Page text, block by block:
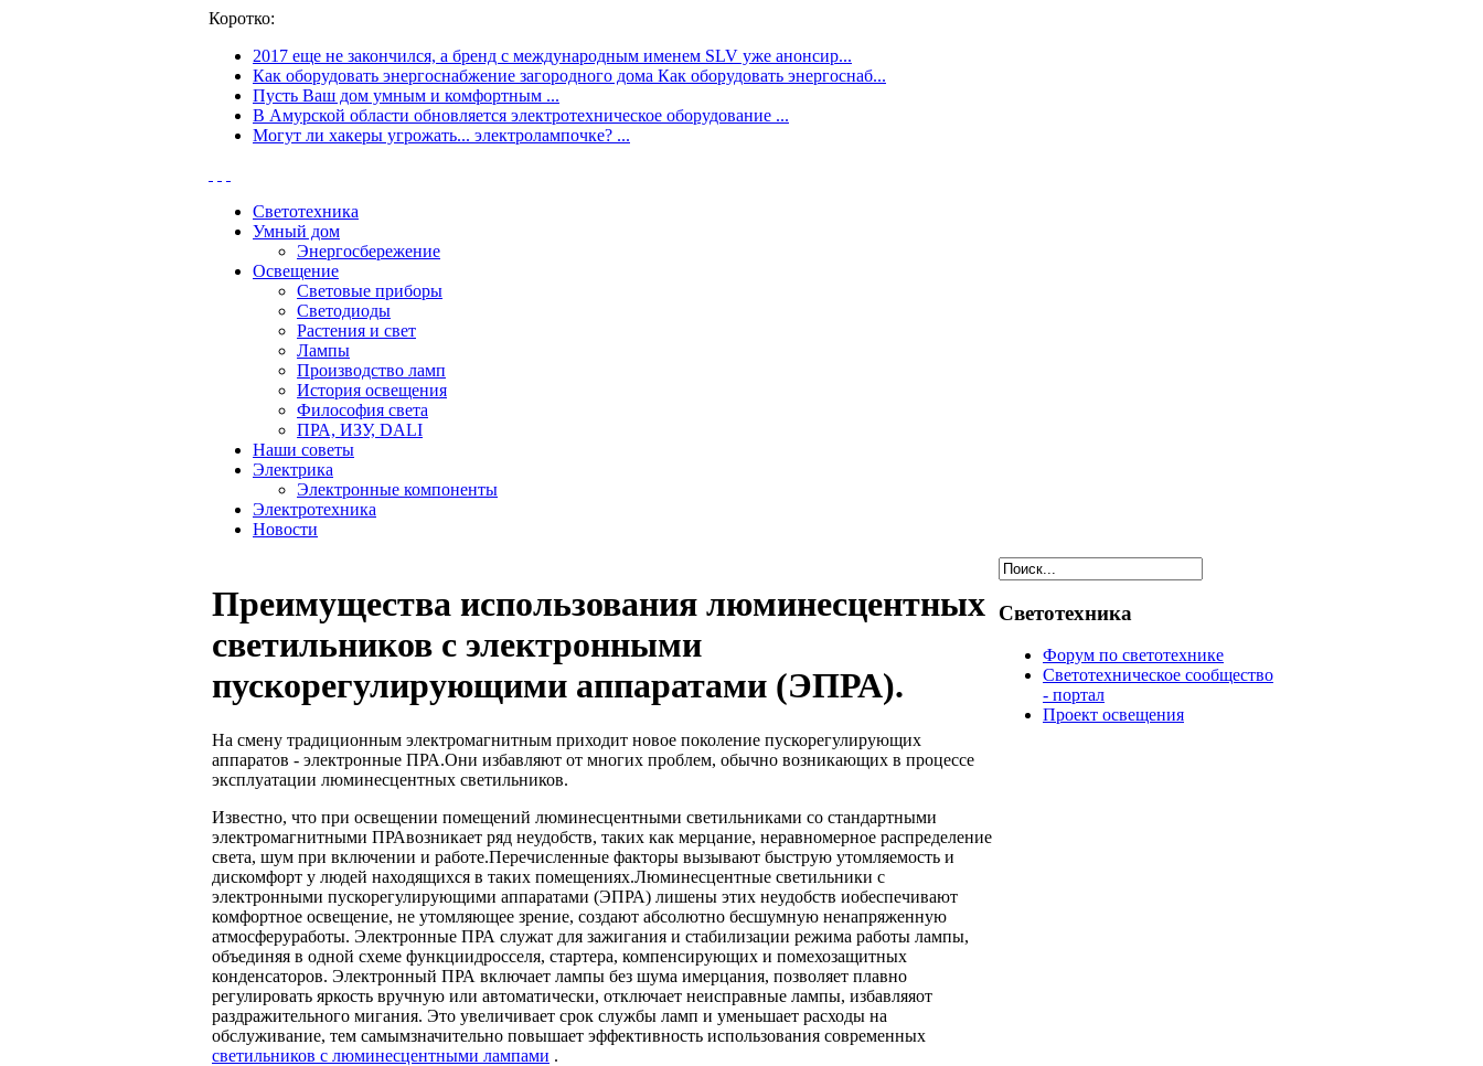
Коротко:
2017 еще не закончился, а бренд с международным именем SLV уже анонсир...
Как оборудовать энергоснабжение загородного дома Как оборудовать энергоснаб...
Пусть Ваш дом умным и комфортным ...
В Амурской области обновляется электротехническое оборудование ...
Могут ли хакеры угрожать... электролампочке? ...
Светотехника
Умный дом
Энергосбережение
Освещение
Световые приборы
Светодиоды
Растения и свет
Лампы
Производство ламп
История освещения
Философия света
ПРА, ИЗУ, DALI
Наши советы
Электрика
Электронные компоненты
Электротехника
Новости
Преимущества использования люминесцентных
светильников с электронными
пускорегулирующими аппаратами (ЭПРА).
На смену традиционным электромагнитным приходит новое поколение пускорегулирующих
аппаратов - электронные ПРА.Они избавляют от многих проблем, обычно возникающих в процессе
эксплуатации люминесцентных светильников.
Известно, что при освещении помещений люминесцентными светильниками со стандартными
электромагнитными ПРАвозникает ряд неудобств, таких как мерцание, неравномерное распределение
света, шум при включении и работе.Перечисленные факторы вызывают быструю утомляемость и
дискомфорт у людей находящихся в таких помещениях.Люминесцентные светильники с
электронными пускорегулирующими аппаратами (ЭПРА) лишены этих неудобств иобеспечивают
комфортное освещение, не утомляющее зрение, создают абсолютно бесшумную ненапряженную
атмосферуработы. Электронные ПРА служат для зажигания и стабилизации режима работы лампы,
объединяя в одной схеме функциидросселя, стартера, компенсирующих и помехозащитных
конденсаторов. Электронный ПРА включает лампы без шума имерцания, позволяет плавно
регулировать яркость вручную или автоматически, отключает неисправные лампы, избавляяот
раздражительного мигания. Это увеличивает срок службы ламп и уменьшает расходы на
обслуживание, тем самымзначительно повышает эффективность использования современных
светильников с люминесцентными лампами .
Светотехника
Форум по светотехнике
Светотехническое сообщество
- портал
Проект освещения